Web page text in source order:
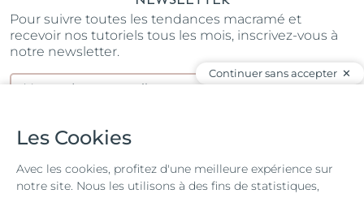
Pour suivre toutes les tendances macramé et
recevoir nos tutoriels tous les mois, inscrivez-vous à
notre newsletter.
REJOIGNEZ NOTRE COMMUNAUTÉ
Continuer sans accepter
Les Cookies
Avec les cookies, profitez d'une meilleure expérience sur
notre site. Nous les utilisons à des fins de statistiques,